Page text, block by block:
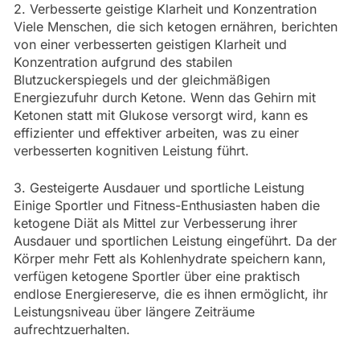
2. Verbesserte geistige Klarheit und Konzentration
Viele Menschen, die sich ketogen ernähren, berichten
von einer verbesserten geistigen Klarheit und
Konzentration aufgrund des stabilen
Blutzuckerspiegels und der gleichmäßigen
Energiezufuhr durch Ketone. Wenn das Gehirn mit
Ketonen statt mit Glukose versorgt wird, kann es
effizienter und effektiver arbeiten, was zu einer
verbesserten kognitiven Leistung führt.
3. Gesteigerte Ausdauer und sportliche Leistung
Einige Sportler und Fitness-Enthusiasten haben die
ketogene Diät als Mittel zur Verbesserung ihrer
Ausdauer und sportlichen Leistung eingeführt. Da der
Körper mehr Fett als Kohlenhydrate speichern kann,
verfügen ketogene Sportler über eine praktisch
endlose Energiereserve, die es ihnen ermöglicht, ihr
Leistungsniveau über längere Zeiträume
aufrechtzuerhalten.